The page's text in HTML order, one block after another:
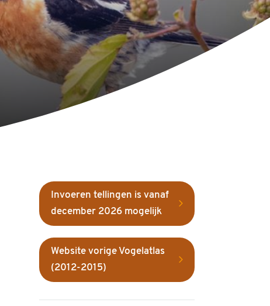
Invoeren tellingen is vanaf
december 2026 mogelijk
Website vorige Vogelatlas
(2012-2015)